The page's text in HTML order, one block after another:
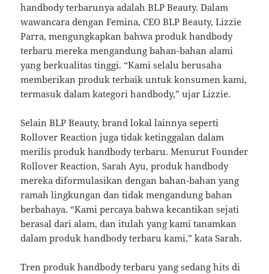
handbody terbarunya adalah BLP Beauty. Dalam
wawancara dengan Femina, CEO BLP Beauty, Lizzie
Parra, mengungkapkan bahwa produk handbody
terbaru mereka mengandung bahan-bahan alami
yang berkualitas tinggi. “Kami selalu berusaha
memberikan produk terbaik untuk konsumen kami,
termasuk dalam kategori handbody,” ujar Lizzie.
Selain BLP Beauty, brand lokal lainnya seperti
Rollover Reaction juga tidak ketinggalan dalam
merilis produk handbody terbaru. Menurut Founder
Rollover Reaction, Sarah Ayu, produk handbody
mereka diformulasikan dengan bahan-bahan yang
ramah lingkungan dan tidak mengandung bahan
berbahaya. “Kami percaya bahwa kecantikan sejati
berasal dari alam, dan itulah yang kami tanamkan
dalam produk handbody terbaru kami,” kata Sarah.
Tren produk handbody terbaru yang sedang hits di